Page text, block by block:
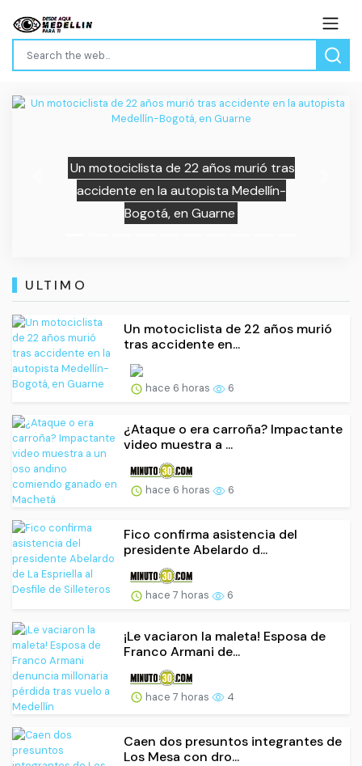
Un motociclista de 22 años murió tras
accidente en la autopista Medellín-
Bogotá, en Guarne
Previous
ULTIMO
Un motociclista de 22 años murió
tras accidente en...
hace 6 horas 6
¿Ataque o era carroña? Impactante
video muestra a ...
hace 6 horas 6
Fico confirma asistencia del
presidente Abelardo d...
hace 7 horas 6
¡Le vaciaron la maleta! Esposa de
Franco Armani de...
hace 7 horas 4
Caen dos presuntos integrantes de
Los Mesa con dro...